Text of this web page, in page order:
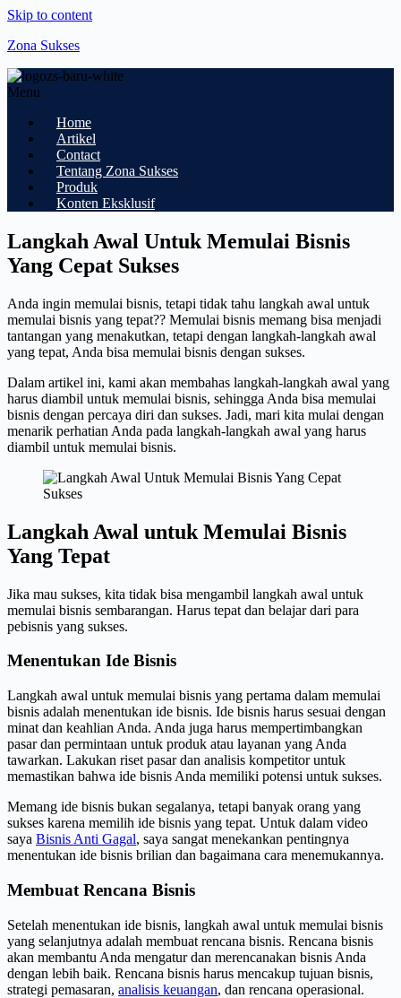
Skip to content
Zona Sukses
Menu
Home
Artikel
Contact
Tentang Zona Sukses
Produk
Konten Eksklusif
Langkah Awal Untuk Memulai Bisnis
Yang Cepat Sukses
Anda ingin memulai bisnis, tetapi tidak tahu langkah awal untuk
memulai bisnis yang tepat?? Memulai bisnis memang bisa menjadi
tantangan yang menakutkan, tetapi dengan langkah-langkah awal
yang tepat, Anda bisa memulai bisnis dengan sukses.
Dalam artikel ini, kami akan membahas langkah-langkah awal yang
harus diambil untuk memulai bisnis, sehingga Anda bisa memulai
bisnis dengan percaya diri dan sukses. Jadi, mari kita mulai dengan
menarik perhatian Anda pada langkah-langkah awal yang harus
diambil untuk memulai bisnis.
Langkah Awal untuk Memulai Bisnis
Yang Tepat
Jika mau sukses, kita tidak bisa mengambil langkah awal untuk
memulai bisnis sembarangan. Harus tepat dan belajar dari para
pebisnis yang sukses.
Menentukan Ide Bisnis
Langkah awal untuk memulai bisnis yang pertama dalam memulai
bisnis adalah menentukan ide bisnis. Ide bisnis harus sesuai dengan
minat dan keahlian Anda. Anda juga harus mempertimbangkan
pasar dan permintaan untuk produk atau layanan yang Anda
tawarkan. Lakukan riset pasar dan analisis kompetitor untuk
memastikan bahwa ide bisnis Anda memiliki potensi untuk sukses.
Memang ide bisnis bukan segalanya, tetapi banyak orang yang
sukses karena memilih ide bisnis yang tepat. Untuk dalam video
saya Bisnis Anti Gagal, saya sangat menekankan pentingnya
menentukan ide bisnis brilian dan bagaimana cara menemukannya.
Membuat Rencana Bisnis
Setelah menentukan ide bisnis, langkah awal untuk memulai bisnis
yang selanjutnya adalah membuat rencana bisnis. Rencana bisnis
akan membantu Anda mengatur dan merencanakan bisnis Anda
dengan lebih baik. Rencana bisnis harus mencakup tujuan bisnis,
strategi pemasaran, analisis keuangan, dan rencana operasional.